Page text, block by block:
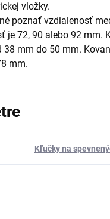
vložky.
poznať vzdialenosť
je 72, 90 alebo 92 mm.
mm do 50 mm.
mm.
Kľučky na